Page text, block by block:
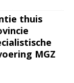
thuis
MGZ